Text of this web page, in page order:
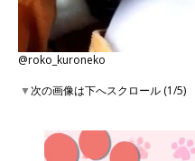
@roko_kuroneko
▼次の画像は下へスクロール (1/5)